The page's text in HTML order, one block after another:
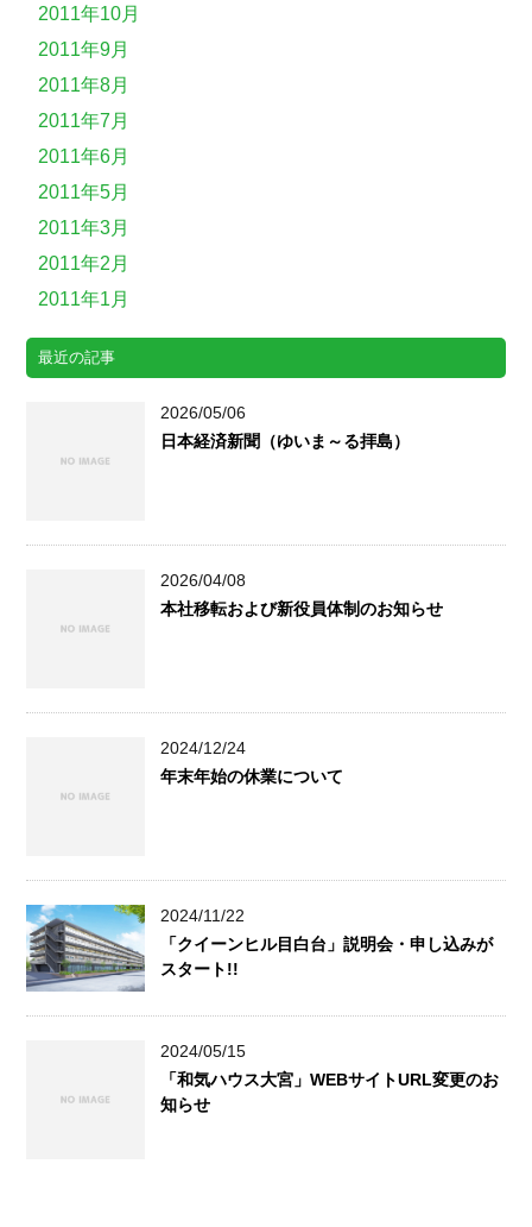
2011年10月
2011年9月
2011年8月
2011年7月
2011年6月
2011年5月
2011年3月
2011年2月
2011年1月
最近の記事
2026/05/06
日本経済新聞（ゆいま～る拝島）
2026/04/08
本社移転および新役員体制のお知らせ
2024/12/24
年末年始の休業について
2024/11/22
「クイーンヒル目白台」説明会・申し込みが
スタート!!
2024/05/15
「和気ハウス大宮」WEBサイトURL変更のお
知らせ